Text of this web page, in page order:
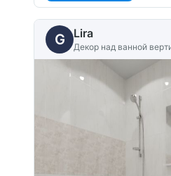
G Lira
Декор над ванной